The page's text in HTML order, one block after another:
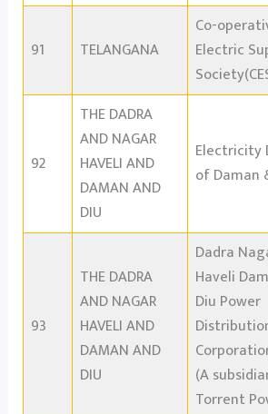
91 TELANGANA
Co-
Electric
92
THE DADRA
AND NAGAR
HAVELI AND
DAMAN AND
DIU
Electricity
of Daman
93
THE DADRA
AND NAGAR
HAVELI AND
DAMAN AND
DIU
Dadra
Haveli
Diu Power
(A
Torrent